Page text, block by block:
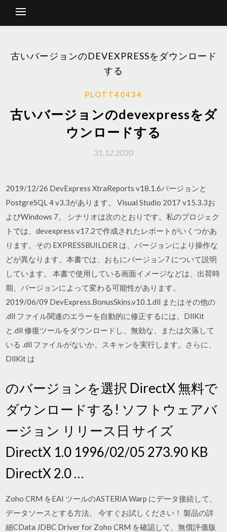
古いバージョンのDEVEXPRESSをダウンロード
する
PLOTT40434
古いバージョンのdevexpressをダ
ウンロードする
31.12.2020
2019/12/26 DevExpress XtraReports v18.1.6バージョンと
PostgreSQL 4 v3.3があります。 Visual Studio 2017 v15.3.3お
よびWindows 7。 シナリオは次のとおりです。私のプロジェク
トでは、devexpress v17.2で作成されたレポートがいくつかあ
ります。その EXPRESSBUILDER は、バージョンにより操作な
どが異なります。本書では、おもにバージョン7 について説明
しています。 本書で使用している画面イメージなどは、出荷時
期、バージョンによって変わる可能性があります。
2019/06/09 DevExpress.BonusSkins.v10.1.dll またはその他の
.dll ファイル関連のエラーを自動的に修正するには、DllKit
と.dll 修復ツールをダウンロードし、無効な、または欠落して
いる .dll ファイルがないか、スキャンを実行します。さらに、
DllKit は
のバージョンを選択 DirectX 無料で
ダウンロードする! ソフトウェアバ
ージョン リリース日 サイズ
DirectX 1.0 1996/02/05 273.90 KB
DirectX 2.0 …
Zoho CRM をEAI ツールのASTERIA Warp にデータ接続して、
データソースとする方法。 今すぐお試しください！ 製品の詳
細CData JDBC Driver for Zoho CRM を確認して、無償評価版